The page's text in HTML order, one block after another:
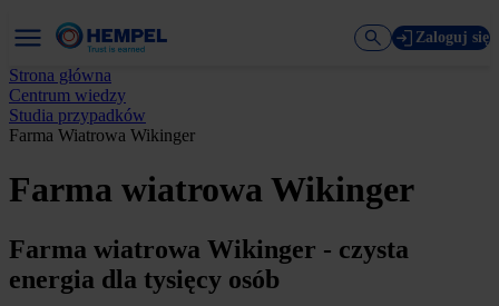
Zaloguj się
Strona główna
Centrum wiedzy
Studia przypadków
Farma Wiatrowa Wikinger
Farma wiatrowa Wikinger
Farma wiatrowa Wikinger - czysta
energia dla tysięcy osób